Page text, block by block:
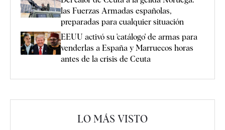
las Fuerzas Armadas españolas,
preparadas para cualquier situación
EEUU activó su 'catálogo' de armas para
venderlas a España y Marruecos horas
antes de la crisis de Ceuta
LO MÁS VISTO